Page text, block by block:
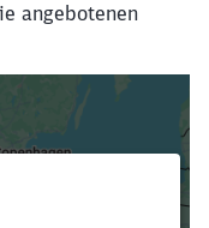
angebotenen